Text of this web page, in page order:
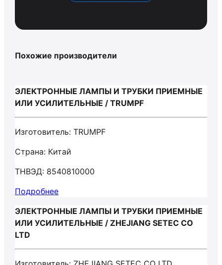
Похожие производители
ЭЛЕКТРОННЫЕ ЛАМПЫ И ТРУБКИ ПРИЕМНЫЕ
ИЛИ УСИЛИТЕЛЬНЫЕ / TRUMPF
Изготовитель: TRUMPF
Страна: Китай
ТНВЭД: 8540810000
Подробнее
ЭЛЕКТРОННЫЕ ЛАМПЫ И ТРУБКИ ПРИЕМНЫЕ
ИЛИ УСИЛИТЕЛЬНЫЕ / ZHEJIANG SETEC CO
LTD